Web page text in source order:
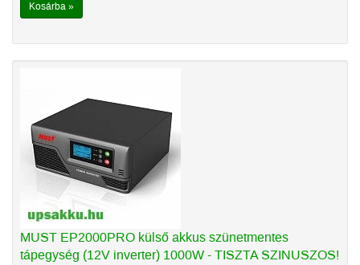
Kosárba »
MUST EP2000PRO külső akkus szünetmentes
tápegység (12V inverter) 1000W - TISZTA SZINUSZOS!